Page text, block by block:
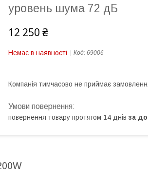
уровень шума 72 дБ
12 250 ₴
Немає в наявності Код: 69006
Компанія тимчасово не приймає
повернення товару протягом 14 днів за